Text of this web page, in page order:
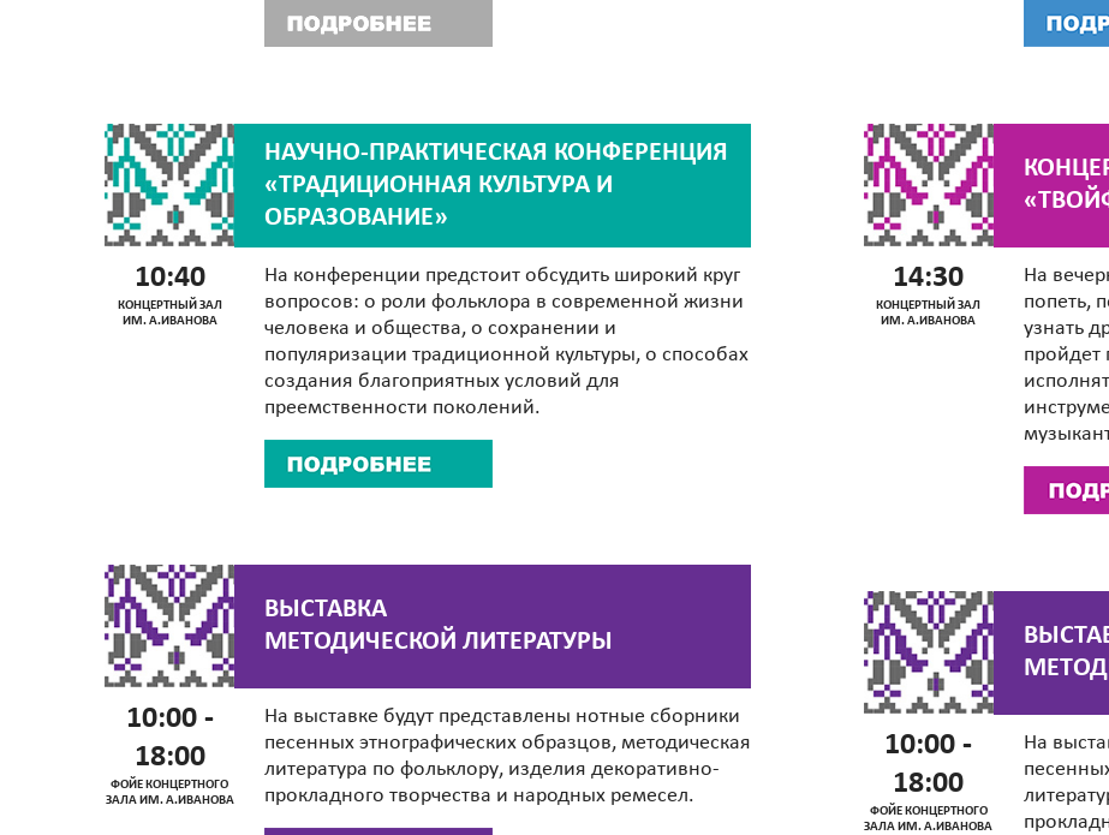
НАУЧНО-ПРАКТИЧЕСКАЯ КОНФЕРЕНЦИЯ
«ТРАДИЦИОННАЯ КУЛЬТУРА И
ОБРАЗОВАНИЕ»
10:40
КОНЦЕРТНЫЙ ЗАЛ
ИМ. А.ИВАНОВА
На конференции предстоит обсудить широкий круг
вопросов: о роли фольклора в современной жизни
человека и общества, о сохранении и
популяризации традиционной культуры, о способах
создания благоприятных условий для
преемственности поколений.
ВЫСТАВКА
МЕТОДИЧЕСКОЙ ЛИТЕРАТУРЫ
10:00 -
18:00
ФОЙЕ КОНЦЕРТНОГО
ЗАЛА ИМ. А.ИВАНОВА
На выставке будут представлены нотные сборники
песенных этнографических образцов, методическая
литература по фольклору, изделия декоративно-
прокладного творчества и народных ремесел.
14:30
КОНЦЕРТНЫЙ ЗАЛ
ИМ. А.ИВАНОВА
На
попеть,
узнать
пройдет
10:00 -
18:00
ФОЙЕ КОНЦЕРТНОГО
ЗАЛА ИМ. А.ИВАНОВА
На